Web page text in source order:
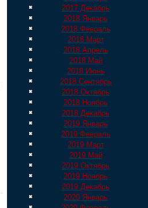
2017 Декабрь
2018 Январь
2018 Февраль
2018 Март
2018 Апрель
2018 Май
2018 Июнь
2018 Сентябрь
2018 Октябрь
2018 Ноябрь
2018 Декабрь
2019 Январь
2019 Февраль
2019 Март
2019 Май
2019 Октябрь
2019 Ноябрь
2019 Декабрь
2020 Январь